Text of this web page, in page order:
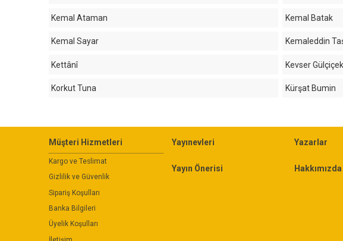
Kemal Ataman Kemal Batak
Kemal Sayar Kemaleddin
Kettânî Kevser
Korkut Tuna Kürşat Bumin
Müşteri Hizmetleri
Kargo ve Teslimat
Gizlilik ve Güvenlik
Sipariş Koşulları
Banka Bilgileri
Üyelik Koşulları
Yayınevleri Yazarlar
Yayın Önerisi Hakkımızda